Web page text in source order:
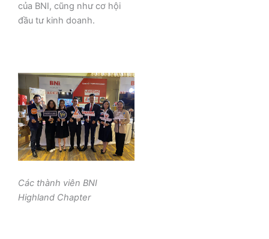
của BNI, cũng như cơ hội
đầu tư kinh doanh.
Các thành viên BNI
Highland Chapter